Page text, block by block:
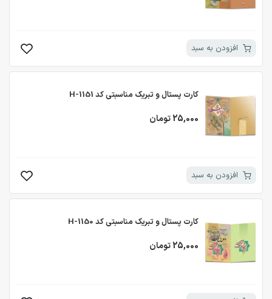
افزودن به سبد
کارت پستال و تبریک مناسبتی کد H-1151
25,000 تومان
افزودن به سبد
کارت پستال و تبریک مناسبتی کد H-1150
25,000 تومان